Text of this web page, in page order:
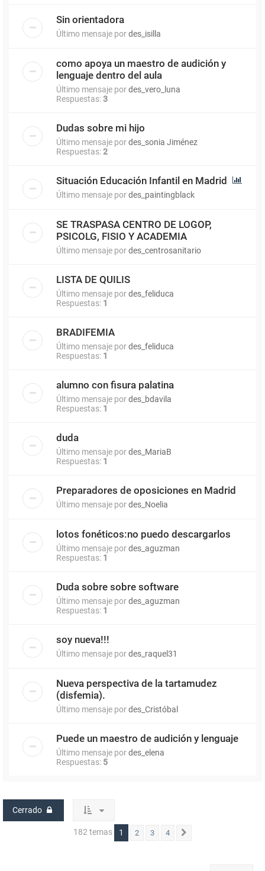
Sin orientadora
Último mensaje pordes_isilla
como apoya un maestro de audición y
lenguaje dentro del aula
Último mensaje pordes_vero_luna
Respuestas:3
Dudas sobre mi hijo
Último mensaje pordes_sonia Jiménez
Respuestas:2
Situación Educación Infantil en Madrid
Último mensaje pordes_paintingblack
SE TRASPASA CENTRO DE LOGOP,
PSICOLG, FISIO Y ACADEMIA
Último mensaje pordes_centrosanitario
LISTA DE QUILIS
Último mensaje pordes_feliduca
Respuestas: 1
BRADIFEMIA
Último mensaje pordes_feliduca
Respuestas: 1
alumno con fisura palatina
Último mensaje pordes_bdavila
Respuestas: 1
duda
Último mensaje pordes_MariaB
Respuestas: 1
Preparadores de oposiciones en Madrid
Último mensaje pordes_Noelia
lotos fonéticos:no puedo descargarlos
Último mensaje pordes_aguzman
Respuestas: 1
Duda sobre sobre software
Último mensaje pordes_aguzman
Respuestas: 1
soy nueva!!!
Último mensaje pordes_raquel31
Nueva perspectiva de la tartamudez
(disfemia).
Último mensaje pordes_Cristóbal
Puede un maestro de audición y lenguaje
Último mensaje pordes_elena
Respuestas: 5
Cerrado
182 temas 1 2 3 4